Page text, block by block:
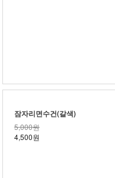
잠자리면수건(갈색)
5,000원
4,500원